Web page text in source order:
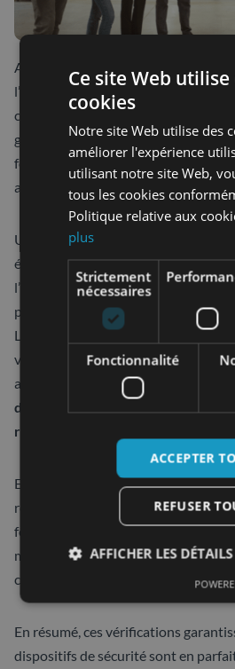
Avant de démarrer le chariot, il est
l’intégralité et l’efficacité des
compris les alarmes et les feux de
garantissent que tous les
fonctionnent correctement, alertant
autres travailleurs en cas de danger.
Un contrôle de la sensibilité des
également indispensable pour
l’utilisation. Des freins qui ne
peuvent entraîner des collisions ou
Lors du démarrage du chariot
vérifier le fonctionnement de
arrières.
Ces dispositifs
du chariot aux autres travailleurs,
risques d’accidents.
Enfin, le test de la ceinture de
relâchement pour s’assurer de son
fonctionnement. Une ceinture de
mettre en danger l’opérateur en cas
collision.
En résumé, ces vérifications
dispositifs de sécurité sont en
Ce site Web utilise
cookies
Notre site Web utilise des
améliorer l'expérience
utilisant notre site Web,
tous les cookies
Politique relative aux
plus
Strictement
nécessaires
Fonctionnalité
ACCEPTER
REFUSER
AFFICHER LES DÉTAILS